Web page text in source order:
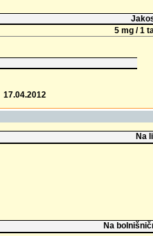
5 mg / 1
17.04.2012
Na
Na